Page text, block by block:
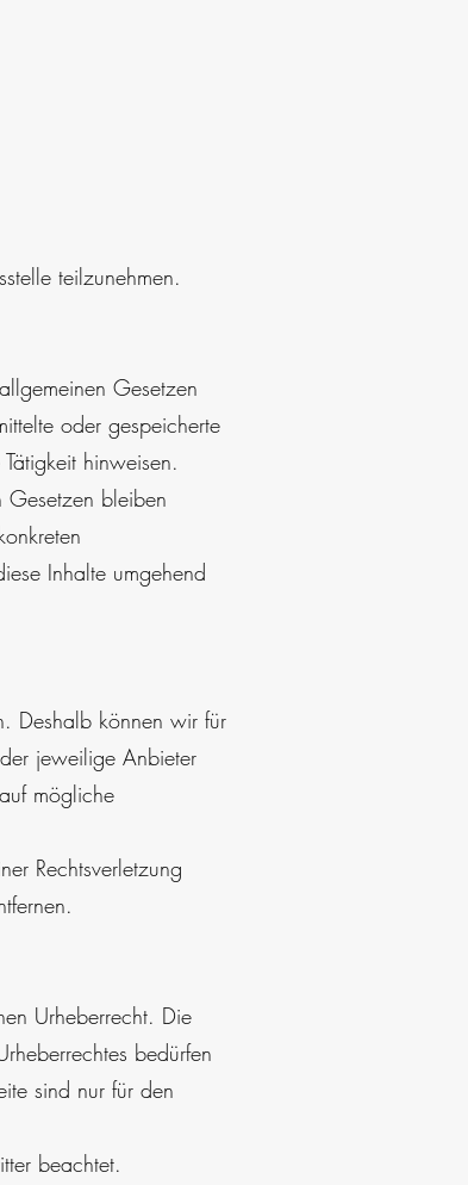
teilzunehmen.
Gesetzen
oder gespeicherte
hinweisen.
Gesetzen bleiben
Inhalte umgehend
Deshalb können wir für
jeweilige Anbieter
mögliche
Rechtsverletzung
Urheberrecht. Die
bedürfen
sind nur für den
beachtet.